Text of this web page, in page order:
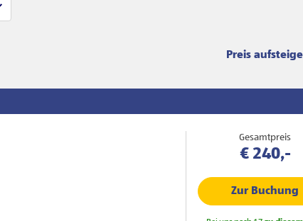
Sortierung
Gesamtpreis
€ 240,-
Zur Buchung